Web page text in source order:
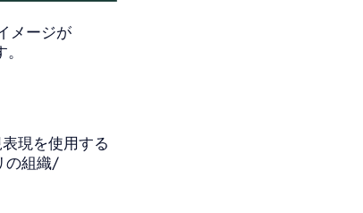
メージが
現を使用する
の組織/